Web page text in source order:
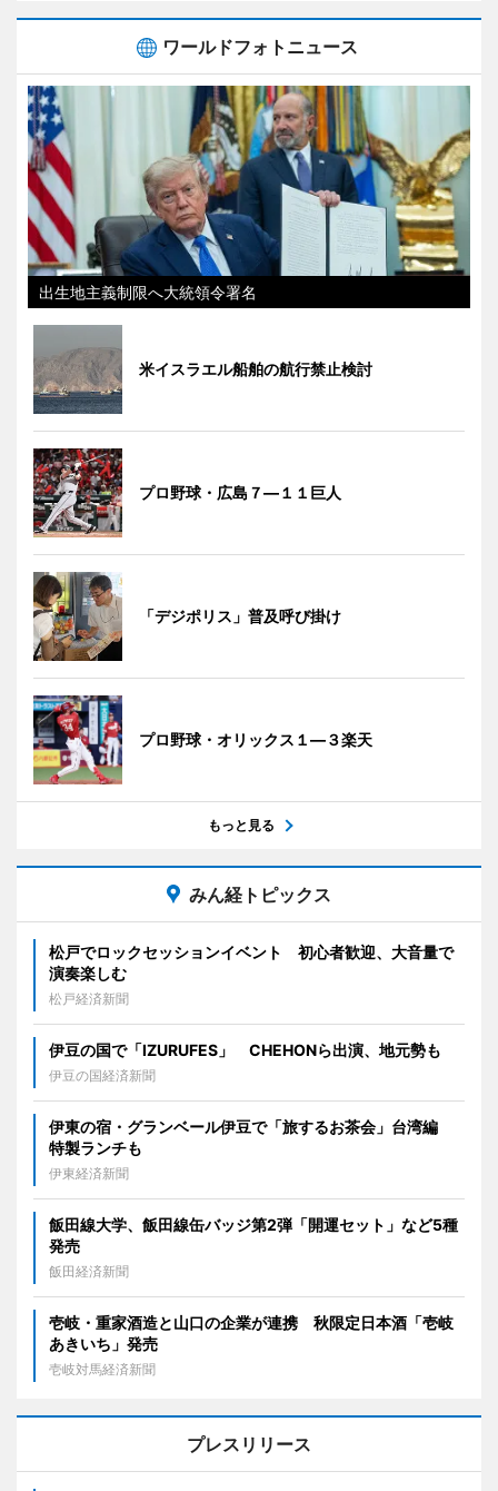
ワールドフォトニュース
出生地主義制限へ大統領令署名
米イスラエル船舶の航行禁止検討
プロ野球・広島７―１１巨人
「デジポリス」普及呼び掛け
プロ野球・オリックス１―３楽天
もっと見る
みん経トピックス
松戸でロックセッションイベント 初心者歓迎、大音量で
演奏楽しむ
松戸経済新聞
伊豆の国で「IZURUFES」 CHEHONら出演、地元勢も
伊豆の国経済新聞
伊東の宿・グランベール伊豆で「旅するお茶会」台湾編
特製ランチも
伊東経済新聞
飯田線大学、飯田線缶バッジ第2弾「開運セット」など5種
発売
飯田経済新聞
壱岐・重家酒造と山口の企業が連携 秋限定日本酒「壱岐
あきいち」発売
壱岐対馬経済新聞
プレスリリース